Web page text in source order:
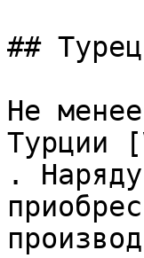
##
Не
.